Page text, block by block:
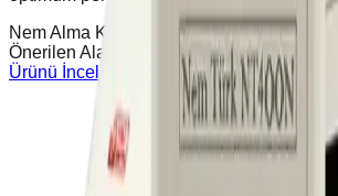
Nem Alma Kapasitesi
150L / 24 Saat
Önerilen Alan
800 / 1100 m³
Ürünü İncele